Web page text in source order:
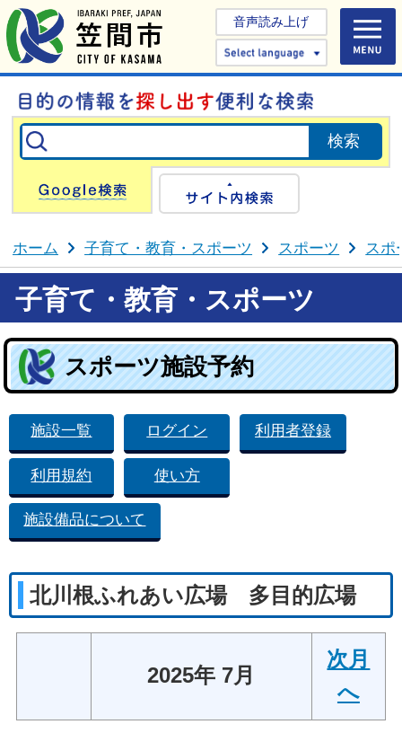
音声読み上げ
Select
Google検索
ホーム 子育て・教育・スポーツ スポーツ スポ
子育て・教育・スポーツ
スポーツ施設予約
施設一覧 ログイン 利用者登録
利用規約 使い方
施設備品について
北川根ふれあい広場 多目的広場
2025年 7月
次月
へ